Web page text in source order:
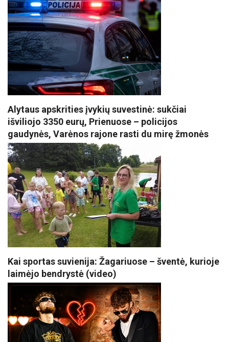
Alytaus apskrities įvykių suvestinė: sukčiai
išviliojo 3350 eurų, Prienuose – policijos
gaudynės, Varėnos rajone rasti du mirę žmonės
Kai sportas suvienija: Žagariuose – šventė, kurioje
laimėjo bendrystė (video)